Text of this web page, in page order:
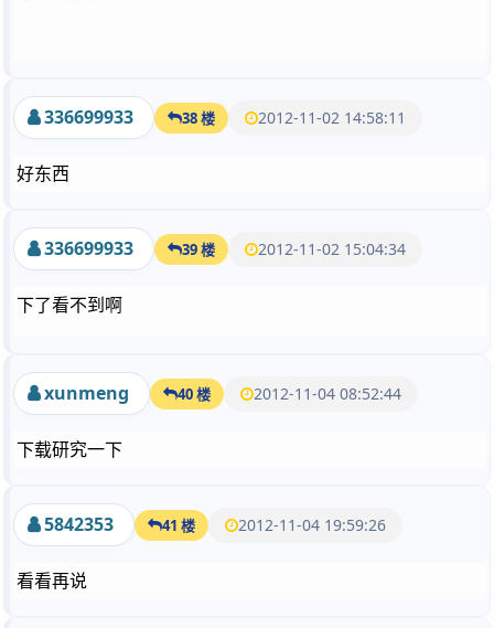
336699933 38 楼 2012-11-02 14:58:11
好东西
336699933 39 楼 2012-11-02 15:04:34
下了看不到啊
xunmeng 40 楼 2012-11-04 08:52:44
下载研究一下
5842353 41 楼 2012-11-04 19:59:26
看看再说